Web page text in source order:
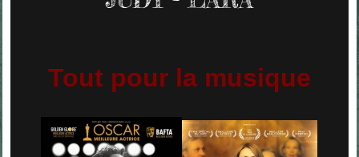
Tout pour la musique